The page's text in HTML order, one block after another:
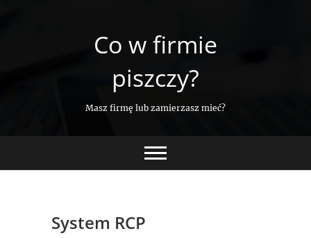
Co w firmie
piszczy?
Masz firmę lub zamierzasz mieć?
System RCP